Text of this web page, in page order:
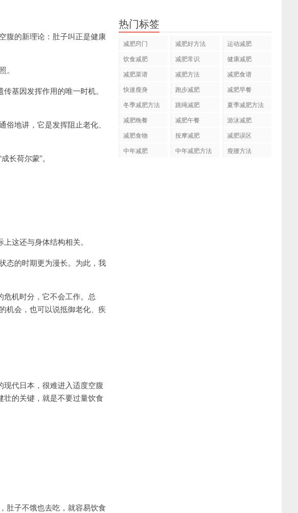
的新理论：肚子叫正是健康
基因发挥作用的唯一时机。
地讲，它是发挥阻止老化、
荷尔蒙”。
这还与身体结构相关。
的时期更为漫长。为此，我
机时分，它不会工作。总
机会，也可以说抵御老化、疾
代日本，很难进入适度空腹
壮的关键，就是不要过量饮食
子不饿也去吃，就容易饮食
热门标签
减肥窍门 减肥好方法
运动减肥
饮食减肥
减肥常识
健康减肥
减肥菜谱
减肥方法
减肥食谱
快速瘦身
跑步减肥
减肥早餐
冬季减肥方法
跳绳减肥
夏季减肥方法
减肥晚餐
减肥午餐
游泳减肥
减肥食物
按摩减肥
减肥误区
中年减肥
中年减肥方法 瘦腰方法